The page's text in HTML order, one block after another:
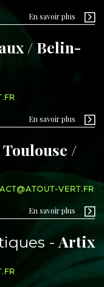
En savoir plus
/ Belin-
En savoir plus
Toulouse /
VERT.FR
En savoir plus
Artix